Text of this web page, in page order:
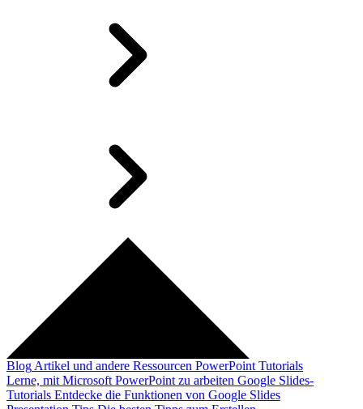
Blog Artikel und andere Ressourcen PowerPoint Tutorials
Lerne, mit Microsoft PowerPoint zu arbeiten Google Slides-
Tutorials Entdecke die Funktionen von Google Slides